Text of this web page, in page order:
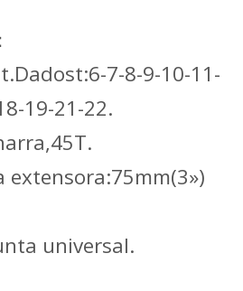
7-8-9-10-11-
19-21-22.
extensora:75mm(3»)
universal.